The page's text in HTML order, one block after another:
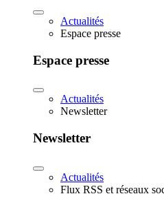
Actualités
Espace presse
Espace presse
Actualités
Newsletter
Newsletter
Actualités
Flux RSS et réseaux